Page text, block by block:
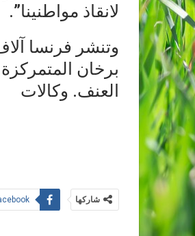
لانقاذ مواطنينا”.
وتنشر فرنسا
برخان
العنف. وكالات
شاركها